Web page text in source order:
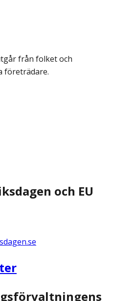
från folket och
företrädare.
och EU